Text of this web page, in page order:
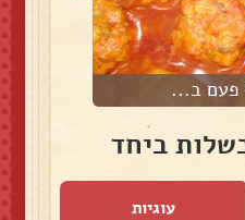
פעם ב...
ביחד
עוגיות